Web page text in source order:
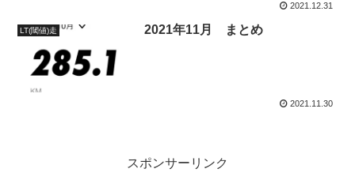
2021.12.31
LT(閾値)走 2021年11月 まとめ
2021.11.30
スポンサーリンク